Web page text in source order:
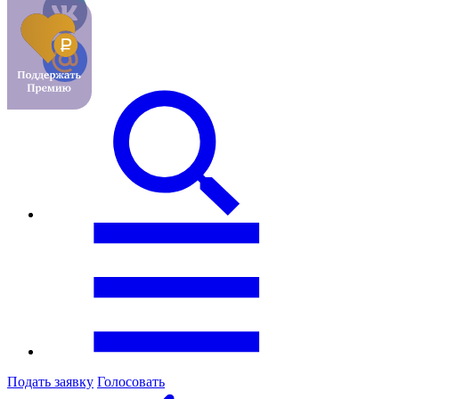
Подать заявку Голосовать